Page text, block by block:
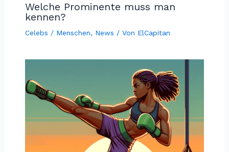
Welche Prominente muss man
kennen?
Celebs / Menschen, News / Von ElCapitan